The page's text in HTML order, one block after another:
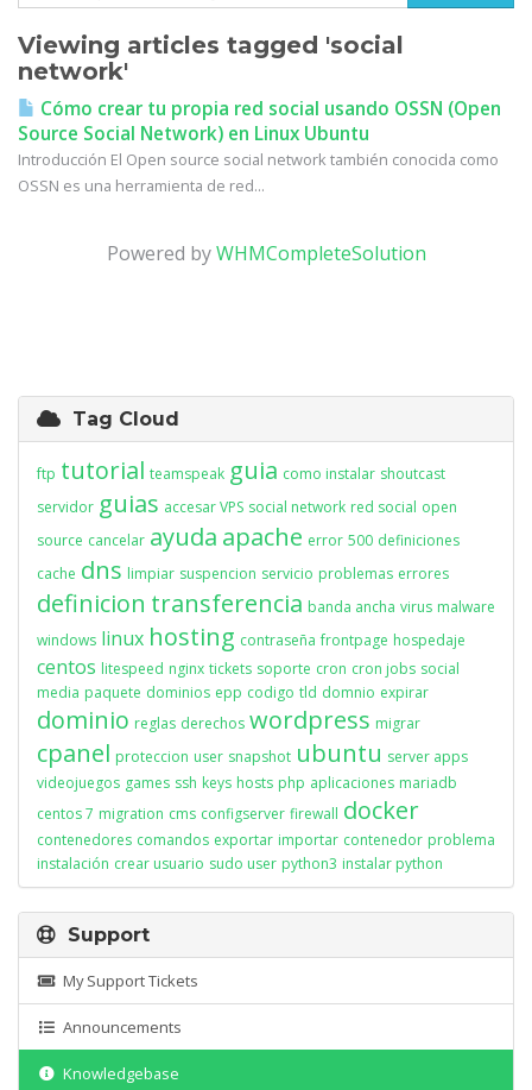
Viewing articles tagged 'social
network'
Cómo crear tu propia red social usando OSSN (Open
Source Social Network) en Linux Ubuntu
Introducción El Open source social network también conocida como
OSSN es una herramienta de red...
Powered byWHMCompleteSolution
Tag Cloud
ftp tutorial teamspeak guia como instalar shoutcast
servidor guias accesar VPS social network red social open
source cancelar ayuda apache error 500 definiciones
cache dns limpiar suspencion servicio problemas errores
definicion transferencia banda ancha virus malware
windows linux hosting contraseña frontpage hospedaje
centos litespeed nginx tickets soporte cron cron jobs social
media paquete dominios epp codigo tld domnio expirar
dominio reglas derechos wordpress migrar
cpanel proteccion user snapshot ubuntu server apps
videojuegos games ssh keys hosts php aplicaciones mariadb
centos 7 migration cms configserver firewall docker
contenedores comandos exportar importar contenedor problema
instalación crear usuario sudo user python3 instalar python
Support
My Support Tickets
Announcements
Knowledgebase